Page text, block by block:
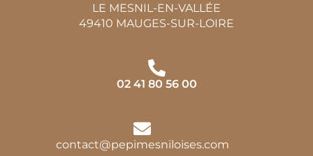
LE MESNIL-EN-VALLÉE
49410 MAUGES-SUR-LOIRE
02 41 80 56 00
contact@pepimesniloises.com